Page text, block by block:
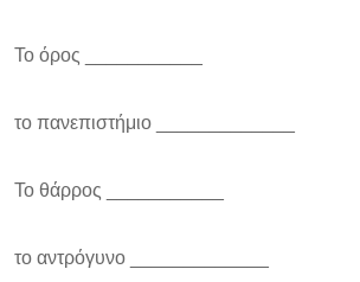
Το όρος ___________
το πανεπιστήμιο _____________
Το θάρρος ___________
το αντρόγυνο _____________